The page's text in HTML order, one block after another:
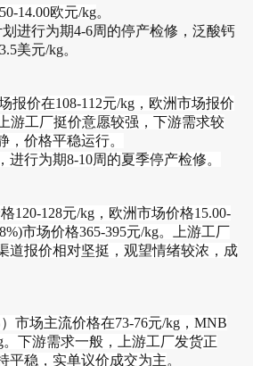
14.00欧元/kg。
进行为期4-6周的停产检修，泛酸钙
美元/kg。
报价在108-112元/kg，欧洲市场报价
游工厂挺价意愿较强，下游需求较
，价格平稳运行。
进行为期8-10周的夏季停产检修。
120-128元/kg，欧洲市场价格15.00-
市场价格365-395元/kg。上游工厂
道报价相对坚挺，观望情绪较浓，成
市场主流价格在73-76元/kg，MNB
。下游需求一般，上游工厂发货正
平稳，实单议价成交为主。